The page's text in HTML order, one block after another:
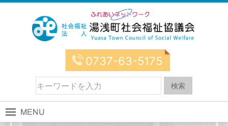
0737-63-5175